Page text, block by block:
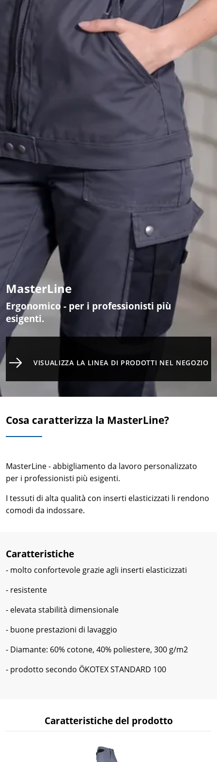
MasterLine
Ergonomico - per i professionisti più
esigenti.
VISUALIZZA LA LINEA DI PRODOTTI NEL NEGOZIO
Cosa caratterizza la MasterLine?
MasterLine - abbigliamento da lavoro personalizzato
per i professionisti più esigenti.
I tessuti di alta qualità con inserti elasticizzati li rendono
comodi da indossare.
Caratteristiche
- molto confortevole grazie agli inserti elasticizzati
- resistente
- elevata stabilità dimensionale
- buone prestazioni di lavaggio
- Diamante: 60% cotone, 40% poliestere, 300 g/m2
- prodotto secondo ÖKOTEX STANDARD 100
Caratteristiche del prodotto